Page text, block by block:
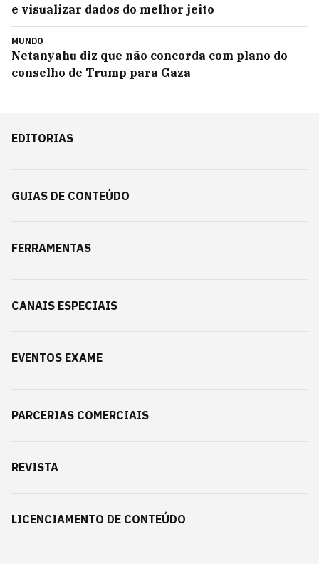
e visualizar dados do melhor jeito
MUNDO
Netanyahu diz que não concorda com plano do
conselho de Trump para Gaza
EDITORIAS
GUIAS DE CONTEÚDO
FERRAMENTAS
CANAIS ESPECIAIS
EVENTOS EXAME
PARCERIAS COMERCIAIS
REVISTA
LICENCIAMENTO DE CONTEÚDO